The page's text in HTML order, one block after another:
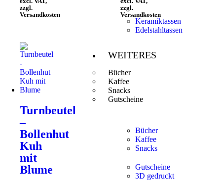
Keramiktassen
Edelstahltassen
WEITERES
Bücher
Kaffee
Snacks
Gutscheine
Bücher
Kaffee
Snacks
Gutscheine
3D gedruckt
zzgl.
Versandkosten
zzgl.
Versandkosten
Turnbeutel
–
Bollenhut
Kuh
mit
Blume